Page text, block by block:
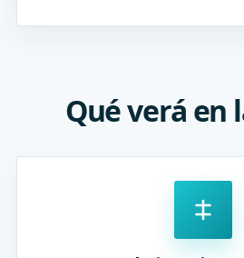
Qué verá en